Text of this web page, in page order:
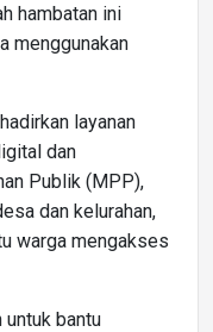
hambatan ini
menggunakan
layanan
dan
Publik (MPP),
dan kelurahan,
warga mengakses
untuk bantu